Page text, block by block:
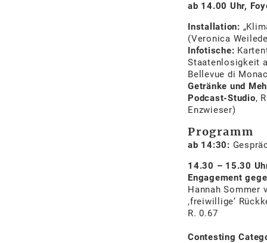
ab 14.00 Uhr,
Installation:
(Veronica
Infotische:
Staatenlosigkeit
Bellevue di
Getränke und
Podcast-Studio,
Enzwieser)
Programm
ab 14:30:
14.30 – 15.30
Engagement
Hannah Sommer
‚freiwillige‘
R. 0.67
Contesting